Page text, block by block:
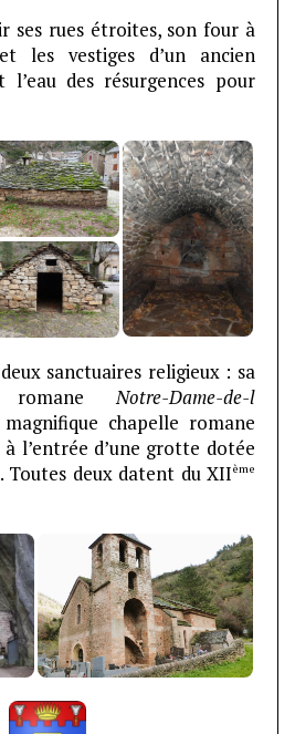
ses rues étroites, son four à
les vestiges d’un ancien
des résurgences pour
sanctuaires religieux : sa
romaneNotre-Dame-de-l
chapelle romane
l’entrée d’une grotte dotée
Toutes deux datent du XIIème